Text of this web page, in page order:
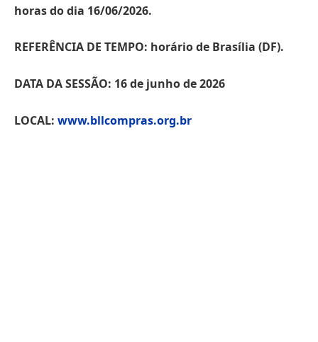
horas do dia 16/06/2026.
REFERÊNCIA DE TEMPO: horário de Brasília (DF).
DATA DA SESSÃO: 16 de junho de 2026
LOCAL: www.bllcompras.org.br